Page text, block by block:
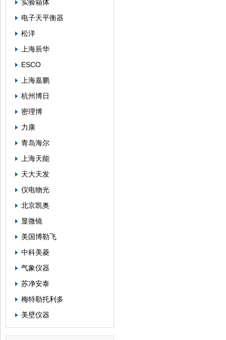
实验箱体
电子天平衡器
松洋
上海辰华
ESCO
上海嘉鹏
杭州博日
密理博
力康
青岛海尔
上海天能
天大天发
仪电物光
北京凯奥
显微镜
美国博勒飞
中科美菱
气象仪器
苏净安泰
梅特勒托利多
美壁仪器